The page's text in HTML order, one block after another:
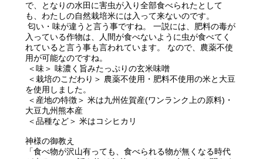
で、となりの水田に害虫が入り全部食べられたとして
も、わたしの自然栽培米には入って来ないのです。
匂い・味が違うと言う事ですね。 一説には、肥料の毒が
入っている作物は、人間が食べないように虫が食べてく
れていると言う事も言われています。 なので、農薬不使
用が可能なのですね。
＜味＞ 味濃く旨みたっぷりの玄米味噌
＜栽培のこだわり＞ 農薬不使用・肥料不使用の米と大豆
を使用しました。
＜産地の特徴＞ 米は九州佐賀産(ワンランク上の原料)・
大豆九州熊本産
＜品種など＞ 米はコシヒカリ
神様の御教え
「食べ物が沢山有っても、食べられる物が無くなる時代